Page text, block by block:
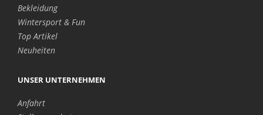
Bekleidung
Wintersport & Fun
Top Artikel
Neuheiten
UNSER UNTERNEHMEN
Anfahrt